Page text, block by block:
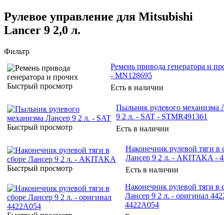
Рулевое управление для Mitsubishi
Lancer 9 2,0 л.
Фильтр
Быстрый просмотр
Ремень привода генератора и
- MN128695
Есть в наличии
Быстрый просмотр
Пыльник рулевого механизма
9 2 л. - SAT - STMR491361
Есть в наличии
Быстрый просмотр
Наконечник рулевой тяги в
Лансер 9 2 л. - AKITAKA -
Есть в наличии
Наконечник рулевой тяги в
Лансер 9 2 л. - оригинал
4422A054